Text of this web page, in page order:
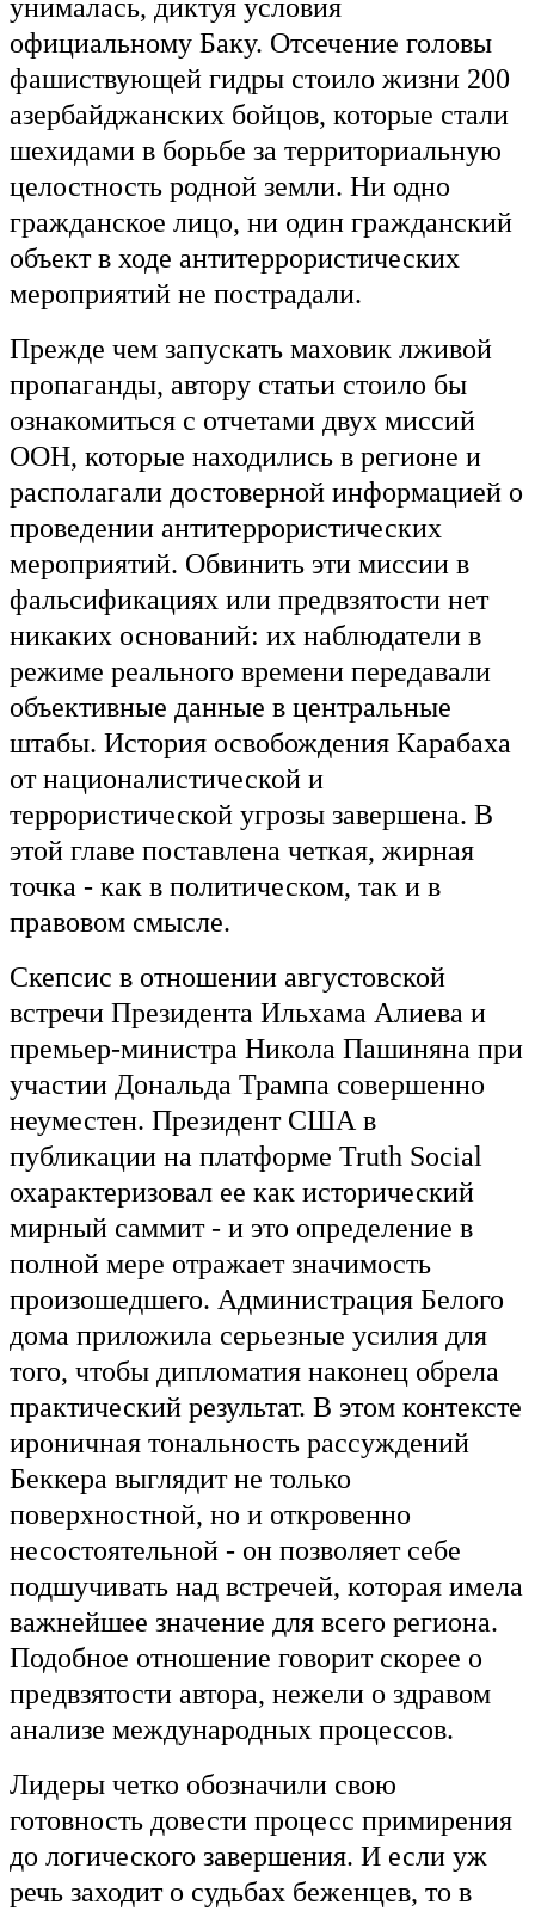
унималась, диктуя условия
официальному Баку. Отсечение головы
фашиствующей гидры стоило жизни 200
азербайджанских бойцов, которые стали
шехидами в борьбе за территориальную
целостность родной земли. Ни одно
гражданское лицо, ни один гражданский
объект в ходе антитеррористических
мероприятий не пострадали.
Прежде чем запускать маховик лживой
пропаганды, автору статьи стоило бы
ознакомиться с отчетами двух миссий
ООН, которые находились в регионе и
располагали достоверной информацией о
проведении антитеррористических
мероприятий. Обвинить эти миссии в
фальсификациях или предвзятости нет
никаких оснований: их наблюдатели в
режиме реального времени передавали
объективные данные в центральные
штабы. История освобождения Карабаха
от националистической и
террористической угрозы завершена. В
этой главе поставлена четкая, жирная
точка - как в политическом, так и в
правовом смысле.
Скепсис в отношении августовской
встречи Президента Ильхама Алиева и
премьер-министра Никола Пашиняна при
участии Дональда Трампа совершенно
неуместен. Президент США в
публикации на платформе Truth Social
охарактеризовал ее как исторический
мирный саммит - и это определение в
полной мере отражает значимость
произошедшего. Администрация Белого
дома приложила серьезные усилия для
того, чтобы дипломатия наконец обрела
практический результат. В этом контексте
ироничная тональность рассуждений
Беккера выглядит не только
поверхностной, но и откровенно
несостоятельной - он позволяет себе
подшучивать над встречей, которая имела
важнейшее значение для всего региона.
Подобное отношение говорит скорее о
предвзятости автора, нежели о здравом
анализе международных процессов.
Лидеры четко обозначили свою
готовность довести процесс примирения
до логического завершения. И если уж
речь заходит о судьбах беженцев, то в